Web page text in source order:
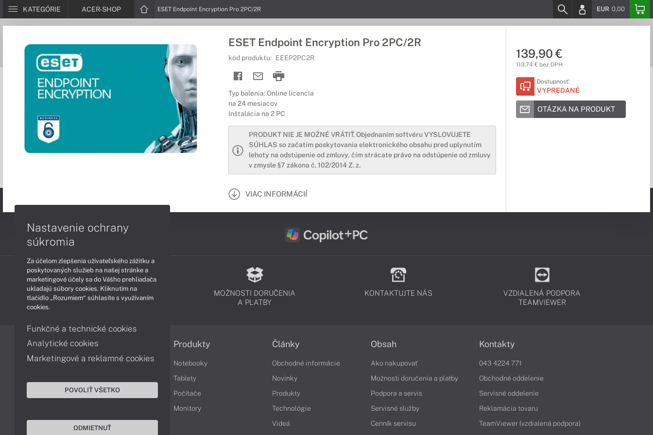
KATEGÓRIE ACER-SHOP ESET Endpoint Encryption Pro 2PC/2R EUR 0,00
ESET Endpoint Encryption Pro 2PC/2R
kód produktu: EEEP2PC2R
Typ balenia: Online licencia
na 24 mesiacov
Inštalácia na 2 PC
PRODUKT NIE JE MOŽNÉ VRÁTIŤ. Objednaním softvéru VYSLOVUJETE
SÚHLAS so začatím poskytovania elektronického obsahu pred uplynutím
lehoty na odstúpenie od zmluvy, čím strácate právo na odstúpenie od zmluvy
v zmysle §7 zákona č. 102/2014 Z. z.
VIAC INFORMÁCIÍ
139,90 €
113,74 € bez DPH
Dostupnosť:
VYPREDANÉ
OTÁZKA NA PRODUKT
PODPORA A SERVIS
MOŽNOSTI DORUČENIA
A PLATBY
KONTAKTUJTE NÁS
VZDIALENÁ PODPORA
TEAMVIEWER
Informácie
Obchodné podmienky
Ochrana osobných údajov
Vyhlásenie o prístupnosti
Produkty
Notebooky
Tablety
Počítače
Monitory
Články
Obchodné informácie
Novinky
Produkty
Technológie
Videá
Obsah
Ako nakupovať
Možnosti doručenia a platby
Podpora a servis
Servisné služby
Cenník servisu
Kontakty
043 4224 771
Obchodné oddelenie
Servisné oddelenie
Reklamácia tovaru
TeamViewer (vzdialená podpora)
Nastavenie ochrany
súkromia
Za účelom zlepšenia užívateľského zážitku a
poskytovaných služieb na našej stránke a
marketingové účely sa do Vášho prehliadača
ukladajú súbory cookies. Kliknutím na
tlačidlo „Rozumiem“ súhlasíte s využívaním
cookies.
Funkčné a technické cookies
Analytické cookies
Marketingové a reklamné cookies
POVOLIŤ VŠETKO
ODMIETNUŤ